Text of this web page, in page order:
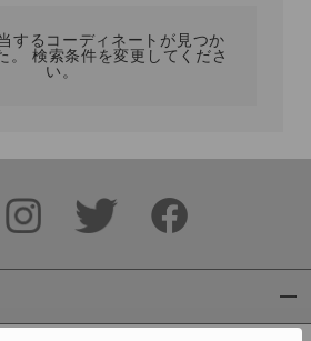
するコーディネートが見つか
。 検索条件を変更してくださ
い。